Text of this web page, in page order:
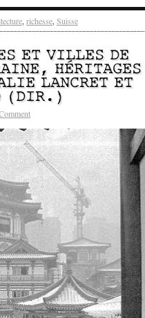
, richesse, Suisse
ET VILLES DE
HÉRITAGES
LANCRET ET
(DIR.)